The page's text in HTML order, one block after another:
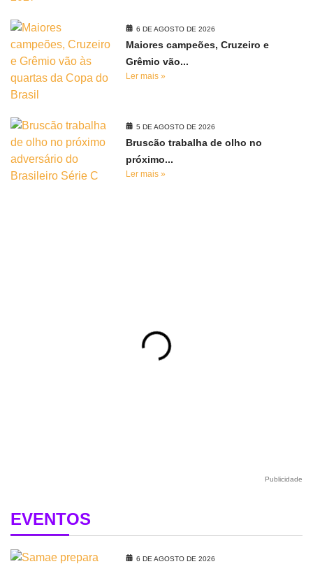
6 DE AGOSTO DE 2026
Maiores campeões, Cruzeiro e
Grêmio vão...
Ler mais »
5 DE AGOSTO DE 2026
Bruscão trabalha de olho no
próximo...
Ler mais »
Publicidade
EVENTOS
6 DE AGOSTO DE 2026